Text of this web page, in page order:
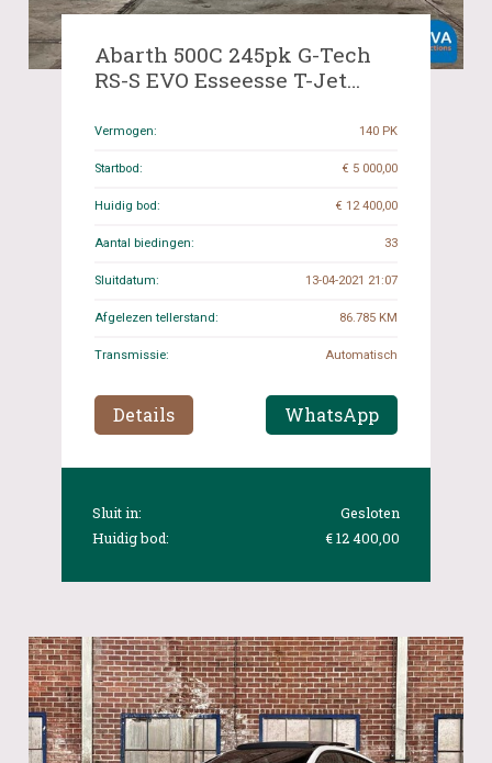
Abarth 500C 245pk G-Tech
RS-S EVO Esseesse T-Jet
05-RPK-2
Vermogen: 140 PK
Startbod: € 5 000,00
Huidig bod: € 12 400,00
Aantal biedingen: 33
Sluitdatum: 13-04-2021 21:07
Afgelezen tellerstand: 86.785 KM
Transmissie: Automatisch
Details WhatsApp
Sluit in:
Gesloten
Huidig bod:
€ 12 400,00